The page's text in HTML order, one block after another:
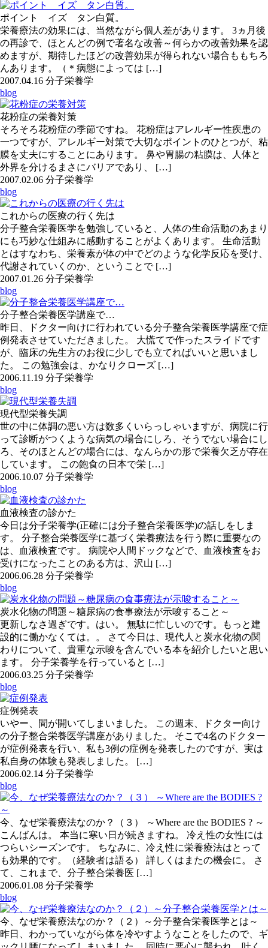
ポイント イズ タン白質。
栄養療法の効果には、当然ながら個人差があります。 3ヵ月後
の再診で、ほとんどの例で著名な改善～何らかの改善効果を認
めますが、期待したほどの改善効果が得られない場合ももちろ
んあります。（＊病態によっては […]
2007.04.16 分子栄養学
blog
花粉症の栄養対策
そろそろ花粉症の季節ですね。 花粉症はアレルギー性疾患の
一つですが、アレルギー対策で大切なポイントのひとつが、粘
膜を丈夫にすることにあります。 鼻や胃腸の粘膜は、人体と
外界を分けるまさにバリアであり、 […]
2007.02.06 分子栄養学
blog
これからの医療の行く先は
分子整合栄養医学を勉強していると、人体の生命活動のあまり
にも巧妙な仕組みに感動することがよくあります。 生命活動
とはすなわち、栄養素が体の中でどのような化学反応を受け、
代謝されていくのか、ということで […]
2007.01.26 分子栄養学
blog
分子整合栄養医学講座で…
昨日、ドクター向けに行われている分子整合栄養医学講座で症
例発表させていただきました。 大慌てで作ったスライドです
が、臨床の先生方のお役に少しでも立てればいいと思いまし
た。 この勉強会は、かなりクローズ […]
2006.11.19 分子栄養学
blog
現代型栄養失調
世の中に体調の悪い方は数多くいらっしゃいますが、病院に行
って診断がつくような病気の場合にしろ、そうでない場合にし
ろ、そのほとんどの場合には、なんらかの形で栄養欠乏が存在
しています。 この飽食の日本で栄 […]
2006.10.07 分子栄養学
blog
血液検査の診かた
今日は分子栄養学(正確には分子整合栄養医学)の話しをしま
す。 分子整合栄養医学に基づく栄養療法を行う際に重要なの
は、血液検査です。 病院や人間ドックなどで、血液検査をお
受けになったことのある方は、沢山 […]
2006.06.28 分子栄養学
blog
炭水化物の問題～糖尿病の食事療法が示唆すること～
更新しなさ過ぎです。はい。 無駄に忙しいのです。もっと建
設的に働かなくては。。 さて今日は、現代人と炭水化物の関
わりについて、貴重な示唆を含んでいる本を紹介したいと思い
ます。 分子栄養学を行っていると […]
2006.03.25 分子栄養学
blog
症例発表
いやー、間が開いてしまいました。 この週末、ドクター向け
の分子整合栄養医学講座がありました。 そこで4名のドクター
が症例発表を行い、私も3例の症例を発表したのですが、実は
私自身の体験も発表しました。 […]
2006.02.14 分子栄養学
blog
今、なぜ栄養療法なのか？（３） ～Where are the BODIES ? ～
こんばんは。 本当に寒い日が続きますね。 冷え性の女性には
つらいシーズンです。 ちなみに、冷え性に栄養療法はとって
も効果的です。（経験者は語る） 詳しくはまたの機会に。 さ
て、これまで、分子整合栄養医 […]
2006.01.08 分子栄養学
blog
今、なぜ栄養療法なのか？（２）～分子整合栄養医学とは～
昨日、わかっていながら体を冷やすようなことをしたので、ギ